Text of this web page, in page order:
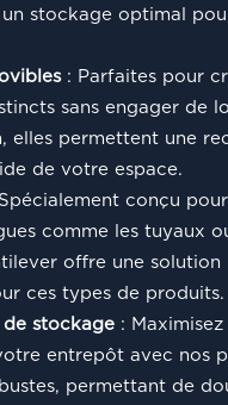
stockage optimal
: Parfaites pour
sans engager de
elles permettent une
de votre espace.
conçu
comme les tuyaux
offre une solution
ces types de produits.
de stockage: Maximisez
entrepôt avec nos
permettant de